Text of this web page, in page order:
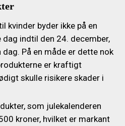
kvinder byder ikke på en
indtil den 24. december,
På en måde er dette nok
er kraftigt
skulle risikere skader i
som julekalenderen
kroner, hvilket er markant